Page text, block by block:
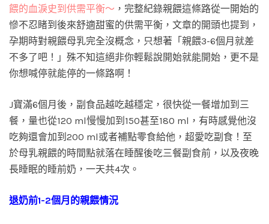
餵的血淚史到供需平衡～ ，完整紀錄親餵這條路從一開始的
慘不忍睹到後來舒適甜蜜的供需平衡，文章的開頭也提到，
孕期時對親餵母乳完全沒概念，只想著「親餵3-6個月就差
不多了吧！」殊不知這絕非你輕鬆說開始就能開始，更不是
你想喊停就能停的一條路啊！
J寶滿6個月後，副食品越吃越穩定，很快從一餐增加到三
餐，量也從120 ml慢慢加到150甚至180 ml，有時感覺他沒
吃夠還會加到200 ml或者補點零食給他，超愛吃副食！至
於母乳親餵的時間點就落在睡醒後吃三餐副食前，以及夜晚
長睡眠的睡前奶，一天共4次。
退奶前1-2個月的親餵情況